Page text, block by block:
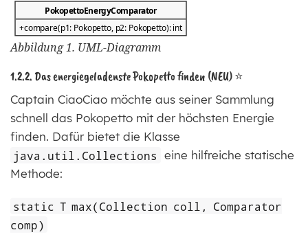
Abbildung 1. UML-Diagramm
1.2.2. Das energiegeladenste Pokopetto finden (NEU) ⭐
Captain CiaoCiao möchte aus seiner Sammlung
schnell das Pokopetto mit der höchsten Energie
finden. Dafür bietet die Klasse
java.util.Collections eine hilfreiche statische
Methode:
static T max(Collection coll, Comparator
comp)